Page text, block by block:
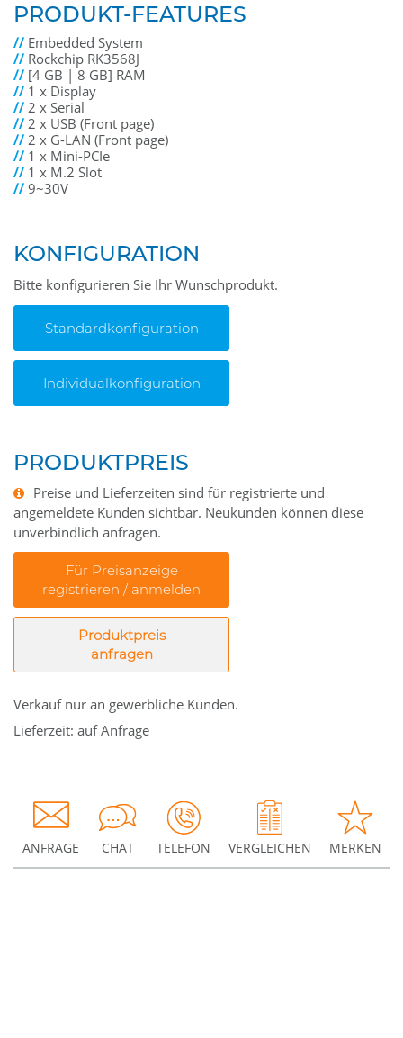
PRODUKT-FEATURES
// Embedded System
// Rockchip RK3568J
// [4 GB | 8 GB] RAM
// 1 x Display
//2 x Serial
//2 x USB (Front page)
//2 x G-LAN (Front page)
// 1 x Mini-PCIe
// 1 x M.2 Slot
//9~30V
KONFIGURATION
Bitte konfigurieren Sie Ihr Wunschprodukt.
Standardkonfiguration
Individualkonfiguration
PRODUKTPREIS
Preise und Lieferzeiten sind für registrierte und
angemeldete Kunden sichtbar. Neukunden können diese
unverbindlich anfragen.
Für Preisanzeige
registrieren / anmelden
Produktpreis
anfragen
Verkauf nur an gewerbliche Kunden.
Lieferzeit: auf Anfrage
ANFRAGE CHAT TELEFON VERGLEICHEN MERKEN